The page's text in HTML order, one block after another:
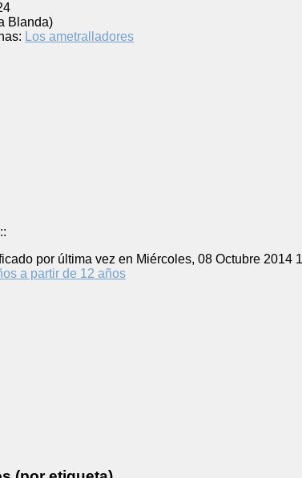
Blanda)
Los ametralladores
por última vez en Miércoles, 08 Octubre 2014
a partir de 12 años